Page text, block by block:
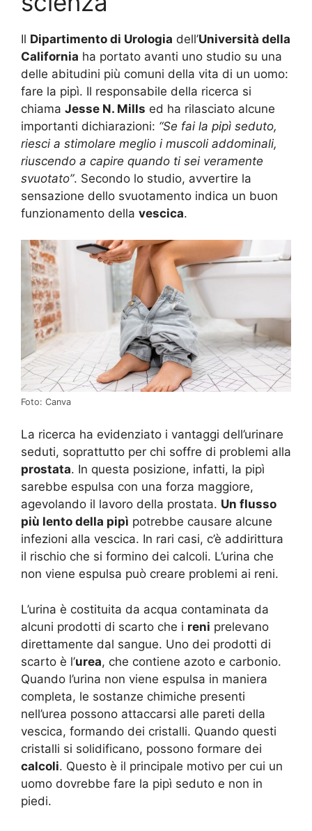
Il Dipartimento di Urologia dell’Università della
California ha portato avanti uno studio su una
delle abitudini più comuni della vita di un uomo:
fare la pipì. Il responsabile della ricerca si
chiama Jesse N. Mills ed ha rilasciato alcune
importanti dichiarazioni: “Se fai la pipì seduto,
riesci a stimolare meglio i muscoli addominali,
riuscendo a capire quando ti sei veramente
svuotato”. Secondo lo studio, avvertire la
sensazione dello svuotamento indica un buon
funzionamento della vescica.
Foto: Canva
La ricerca ha evidenziato i vantaggi dell’urinare
seduti, soprattutto per chi soffre di problemi alla
prostata. In questa posizione, infatti, la pipì
sarebbe espulsa con una forza maggiore,
agevolando il lavoro della prostata. Un flusso
più lento della pipì potrebbe causare alcune
infezioni alla vescica. In rari casi, c’è addirittura
il rischio che si formino dei calcoli. L’urina che
non viene espulsa può creare problemi ai reni.
L’urina è costituita da acqua contaminata da
alcuni prodotti di scarto che i reni prelevano
direttamente dal sangue. Uno dei prodotti di
scarto è l’urea, che contiene azoto e carbonio.
Quando l’urina non viene espulsa in maniera
completa, le sostanze chimiche presenti
nell’urea possono attaccarsi alle pareti della
vescica, formando dei cristalli. Quando questi
cristalli si solidificano, possono formare dei
calcoli. Questo è il principale motivo per cui un
uomo dovrebbe fare la pipì seduto e non in
piedi.